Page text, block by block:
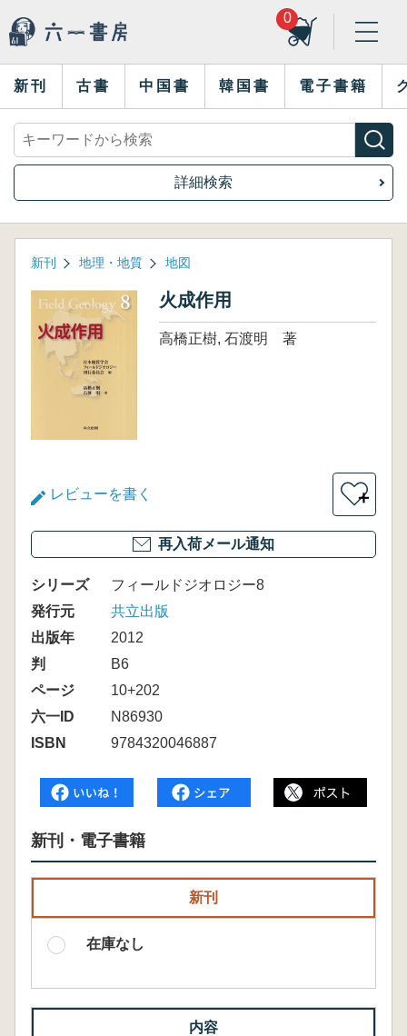
0
新刊 古書 中国書 韓国書 電子書籍
詳細検索
新刊 地理・地質 地図
火成作用
高橋正樹, 石渡明 著
レビューを書く ＋
再入荷メール通知
シリーズ
フィールドジオロジー8
発行元
共立出版
出版年
2012
判
B6
ページ
10+202
六一ID
N86930
ISBN
9784320046887
新刊・電子書籍
新刊
在庫なし
内容